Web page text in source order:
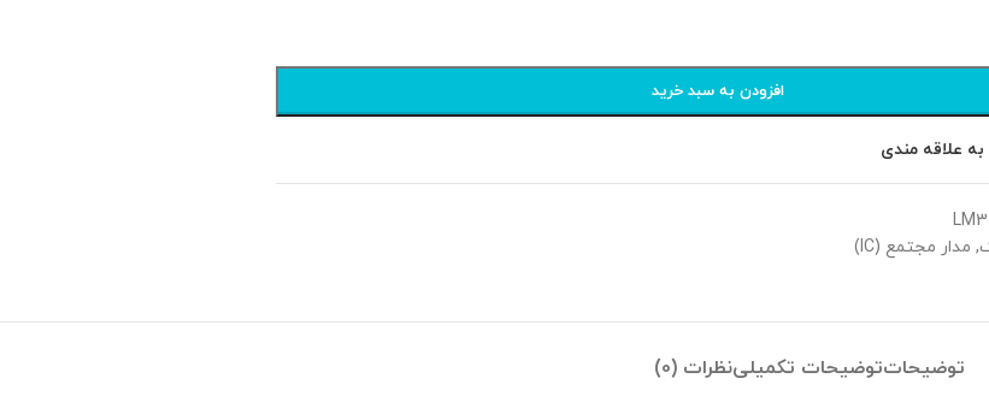
افزودن به سبد خرید
علاقه مندی
, مدار مجتمع (IC)
توضیحاتتوضیحات تکمیلینظرات (0)